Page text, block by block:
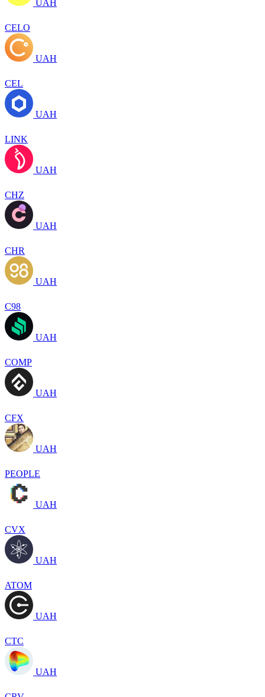
UAH
CELO
UAH
CEL
UAH
LINK
UAH
CHZ
UAH
CHR
UAH
C98
UAH
COMP
UAH
CFX
UAH
PEOPLE
UAH
CVX
UAH
ATOM
UAH
CTC
UAH